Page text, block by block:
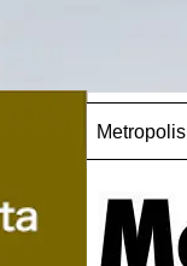
Metropolis